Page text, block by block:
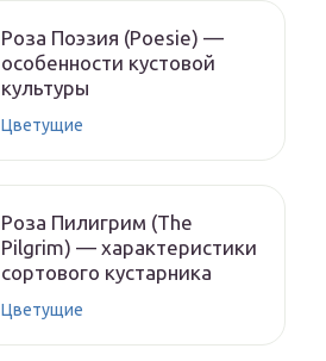
Роза Поэзия (Poesie) —
особенности кустовой
культуры
Цветущие
Роза Пилигрим (The
Pilgrim) — характеристики
сортового кустарника
Цветущие